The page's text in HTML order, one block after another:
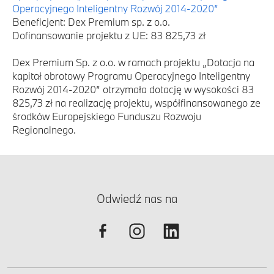
Operacyjnego Inteligentny Rozwój 2014-2020”
Beneficjent: Dex Premium sp. z o.o.
Dofinansowanie projektu z UE: 83 825,73 zł
Dex Premium Sp. z o.o. w ramach projektu „Dotacja na
kapitał obrotowy Programu Operacyjnego Inteligentny
Rozwój 2014-2020” otrzymała dotację w wysokości 83
825,73 zł na realizację projektu, współfinansowanego ze
środków Europejskiego Funduszu Rozwoju
Regionalnego.
Odwiedź nas na